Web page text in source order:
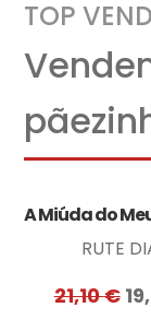
TOP
RUTE
21,10€